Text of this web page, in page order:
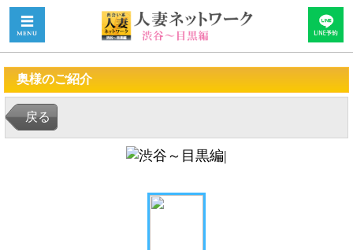
奥様のご紹介
戻る